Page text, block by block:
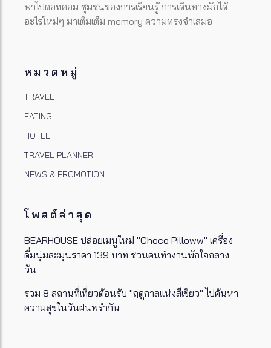
พาไปดอทคอม ชุมชนของการเรียนรู้ การเดินทางมักได้
อะไรใหม่ๆ มาเติมเต็ม memory ความทรงจำเสมอ
หมวดหมู่
TRAVEL
EATING
HOTEL
TRAVEL PLANNER
NEWS & PROMOTION
โพสต์ล่าสุด
BEARHOUSE ปล่อยเมนูใหม่ "Choco Pilloww" เครื่อง
ดื่มนุ่มละมุนราคา 139 บาท ชวนคนทำงานพักใจกลาง
วัน
รวม 8 สถานที่เที่ยวต้อนรับ "ฤดูกาลแห่งสีเขียว" ไปค้นหา
ความสุขในวันฝนพรำกัน